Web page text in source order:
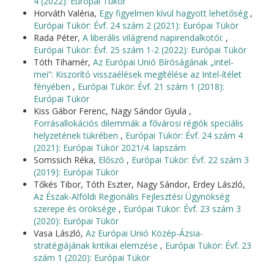
Horváth Valéria, Egy figyelmen kívül hagyott lehetőség ,
Európai Tükör: Évf. 24 szám 2 (2021): Európai Tükör
Rada Péter, A liberális világrend napirendalkotói: ,
Európai Tükör: Évf. 25 szám 1-2 (2022): Európai Tükör
Tóth Tihamér, Az Európai Unió Bíróságának „intel-
mei”: Kiszorító visszaélések megítélése az Intel-ítélet
fényében , Európai Tükör: Évf. 21 szám 1 (2018):
Európai Tükör
Kiss Gábor Ferenc, Nagy Sándor Gyula ,
Forrásallokációs dilemmák a fővárosi régiók speciális
helyzetének tükrében , Európai Tükör: Évf. 24 szám 4
(2021): Európai Tükör 2021/4. lapszám
Somssich Réka, Előszó , Európai Tükör: Évf. 22 szám 3
(2019): Európai Tükör
Tőkés Tibor, Tóth Eszter, Nagy Sándor, Erdey László,
Az Észak-Alföldi Regionális Fejlesztési Ügynökség
szerepe és öröksége , Európai Tükör: Évf. 23 szám 3
(2020): Európai Tükör
Vasa László, Az Európai Unió Közép-Ázsia-
stratégiájának kritikai elemzése , Európai Tükör: Évf. 23
szám 1 (2020): Európai Tükör